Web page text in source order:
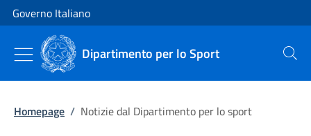
Vai al contenuto
Vai alla navigazione del sito
Governo Italiano
Dipartimento per lo Sport Cerca
Homepage / Notizie dal Dipartimento per lo sport